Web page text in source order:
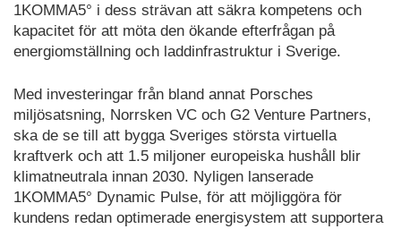
1KOMMA5° i dess strävan att säkra kompetens och
kapacitet för att möta den ökande efterfrågan på
energiomställning och laddinfrastruktur i Sverige.
Med investeringar från bland annat Porsches
miljösatsning, Norrsken VC och G2 Venture Partners,
ska de se till att bygga Sveriges största virtuella
kraftverk och att 1.5 miljoner europeiska hushåll blir
klimatneutrala innan 2030. Nyligen lanserade
1KOMMA5° Dynamic Pulse, för att möjliggöra för
kundens redan optimerade energisystem att supportera